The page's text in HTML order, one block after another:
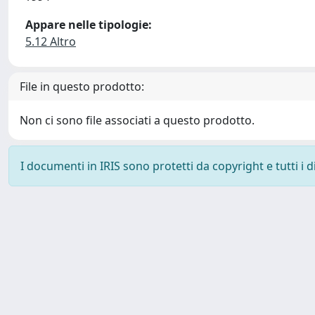
Appare nelle tipologie:
5.12 Altro
File in questo prodotto:
Non ci sono file associati a questo prodotto.
I documenti in IRIS sono protetti da copyright e tutti i